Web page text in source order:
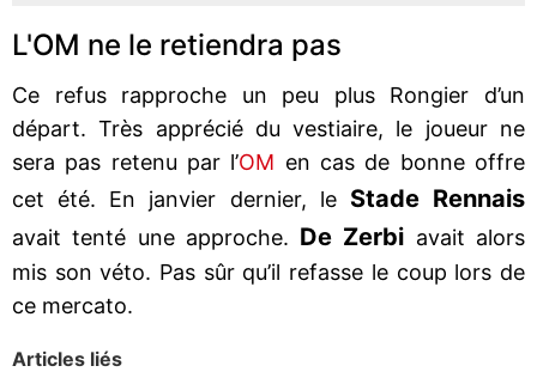
L'OM ne le retiendra pas
Ce refus rapproche un peu plus Rongier d’un
départ. Très apprécié du vestiaire, le joueur ne
sera pas retenu par l’OM en cas de bonne offre
cet été. En janvier dernier, leStade Rennais
avait tenté une approche. De Zerbi avait alors
mis son véto. Pas sûr qu’il refasse le coup lors de
ce mercato.
Articles liés